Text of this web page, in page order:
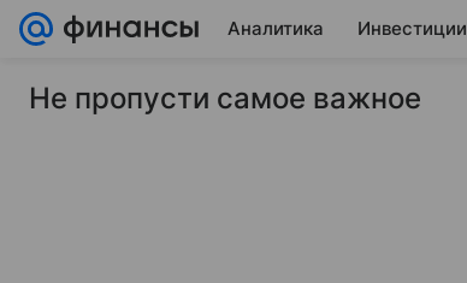
Аналитика Инвестиции
30 января 2025 Финансы Mail
Не пропусти самое важное